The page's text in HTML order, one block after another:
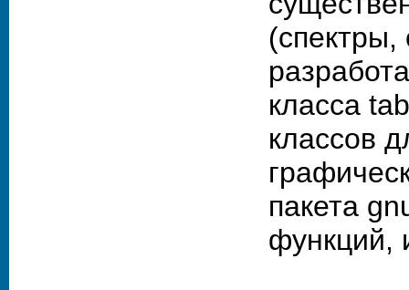
(спектры,
класса
классов
пакета
функций,